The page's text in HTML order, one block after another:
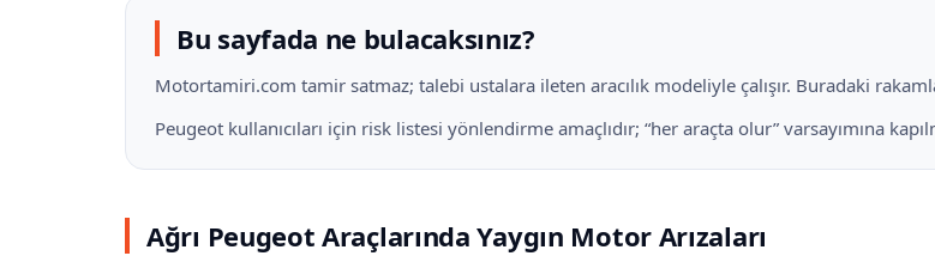
Bu sayfada ne bulacaksınız?
Motortamiri.com tamir satmaz; talebi ustalara ileten aracılık modeliyle çalışır. Buradaki
Peugeot kullanıcıları için risk listesi yönlendirme amaçlıdır; “her araçta olur” varsayımına
Ağrı Peugeot Araçlarında Yaygın Motor Arızaları